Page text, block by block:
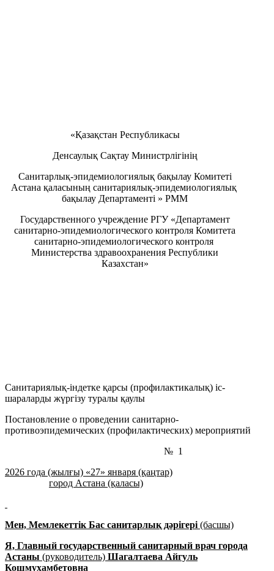
«Қазақстан Республикасы
Денсаулық Сақтау Министрлігінің
Санитарлық-эпидемиологиялық бақылау Комитеті
Астана қаласының санитариялық-эпидемиологиялық
бақылау Департаменті » РММ
Государственного учреждение РГУ «Департамент
санитарно-эпидемиологического контроля Комитета
санитарно-эпидемиологического контроля
Министерства здравоохранения Республики
Казахстан»
Санитариялық-індетке қарсы (профилактикалық) іс-
шараларды жүргізу туралы қаулы
Постановление о проведении санитарно-
противоэпидемических (профилактических) мероприятий
№ 1
2026 года (жылғы) «27» января (қаңтар)
город Астана (қаласы)
Мен, Мемлекеттік Бас санитарлық дәрігері(басшы)
Я, Главный государственный санитарный врач города
Астаны (руководитель) Шагалтаева Айгуль
Кошмухамбетовна